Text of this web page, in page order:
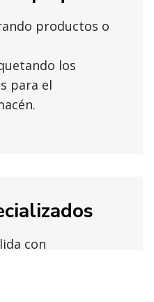
productos o
los
para el
con